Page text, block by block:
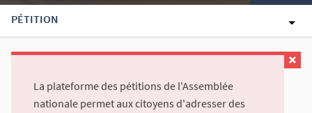
PÉTITION
La plateforme des pétitions de l'Assemblée
nationale permet aux citoyens d'adresser des